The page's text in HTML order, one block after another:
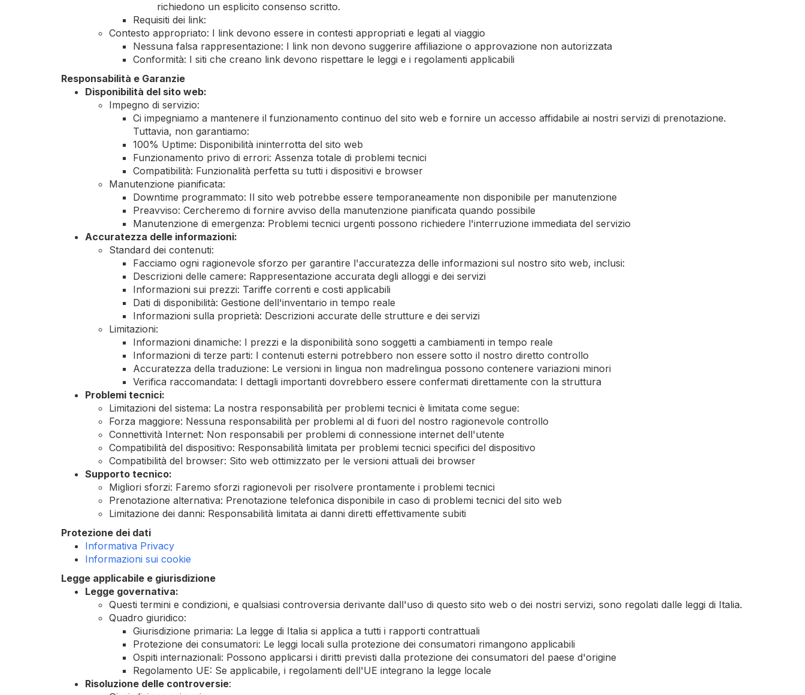
richiedono un esplicito consenso scritto.
Requisiti dei link:
Contesto appropriato: I link devono essere in contesti appropriati e legati al viaggio
Nessuna falsa rappresentazione: I link non devono suggerire affiliazione o approvazione non autorizzata
Conformità: I siti che creano link devono rispettare le leggi e i regolamenti applicabili
Responsabilità e Garanzie
Disponibilità del sito web:
Impegno di servizio:
Ci impegniamo a mantenere il funzionamento continuo del sito web e fornire un accesso affidabile ai nostri servizi di prenotazione.
Tuttavia, non garantiamo:
100% Uptime: Disponibilità ininterrotta del sito web
Funzionamento privo di errori: Assenza totale di problemi tecnici
Compatibilità: Funzionalità perfetta su tutti i dispositivi e browser
Manutenzione pianificata:
Downtime programmato: Il sito web potrebbe essere temporaneamente non disponibile per manutenzione
Preavviso: Cercheremo di fornire avviso della manutenzione pianificata quando possibile
Manutenzione di emergenza: Problemi tecnici urgenti possono richiedere l'interruzione immediata del servizio
Accuratezza delle informazioni:
Standard dei contenuti:
Facciamo ogni ragionevole sforzo per garantire l'accuratezza delle informazioni sul nostro sito web, inclusi:
Descrizioni delle camere: Rappresentazione accurata degli alloggi e dei servizi
Informazioni sui prezzi: Tariffe correnti e costi applicabili
Dati di disponibilità: Gestione dell'inventario in tempo reale
Informazioni sulla proprietà: Descrizioni accurate delle strutture e dei servizi
Limitazioni:
Informazioni dinamiche: I prezzi e la disponibilità sono soggetti a cambiamenti in tempo reale
Informazioni di terze parti: I contenuti esterni potrebbero non essere sotto il nostro diretto controllo
Accuratezza della traduzione: Le versioni in lingua non madrelingua possono contenere variazioni minori
Verifica raccomandata: I dettagli importanti dovrebbero essere confermati direttamente con la struttura
Problemi tecnici:
Limitazioni del sistema: La nostra responsabilità per problemi tecnici è limitata come segue:
Forza maggiore: Nessuna responsabilità per problemi al di fuori del nostro ragionevole controllo
Connettività Internet: Non responsabili per problemi di connessione internet dell'utente
Compatibilità del dispositivo: Responsabilità limitata per problemi tecnici specifici del dispositivo
Compatibilità del browser: Sito web ottimizzato per le versioni attuali dei browser
Supporto tecnico:
Migliori sforzi: Faremo sforzi ragionevoli per risolvere prontamente i problemi tecnici
Prenotazione alternativa: Prenotazione telefonica disponibile in caso di problemi tecnici del sito web
Limitazione dei danni: Responsabilità limitata ai danni diretti effettivamente subiti
Protezione dei dati
Informativa Privacy
Informazioni sui cookie
Legge applicabile e giurisdizione
Legge governativa:
Questi termini e condizioni, e qualsiasi controversia derivante dall'uso di questo sito web o dei nostri servizi, sono regolati dalle leggi di Italia.
Quadro giuridico:
Giurisdizione primaria: La legge di Italia si applica a tutti i rapporti contrattuali
Protezione dei consumatori: Le leggi locali sulla protezione dei consumatori rimangono applicabili
Ospiti internazionali: Possono applicarsi i diritti previsti dalla protezione dei consumatori del paese d'origine
Regolamento UE: Se applicabile, i regolamenti dell'UE integrano la legge locale
Risoluzione delle controversie: